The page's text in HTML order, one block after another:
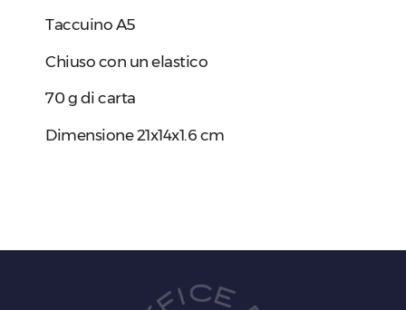
Taccuino A5
Chiuso con un elastico
70 g di carta
Dimensione 21x14x1.6 cm